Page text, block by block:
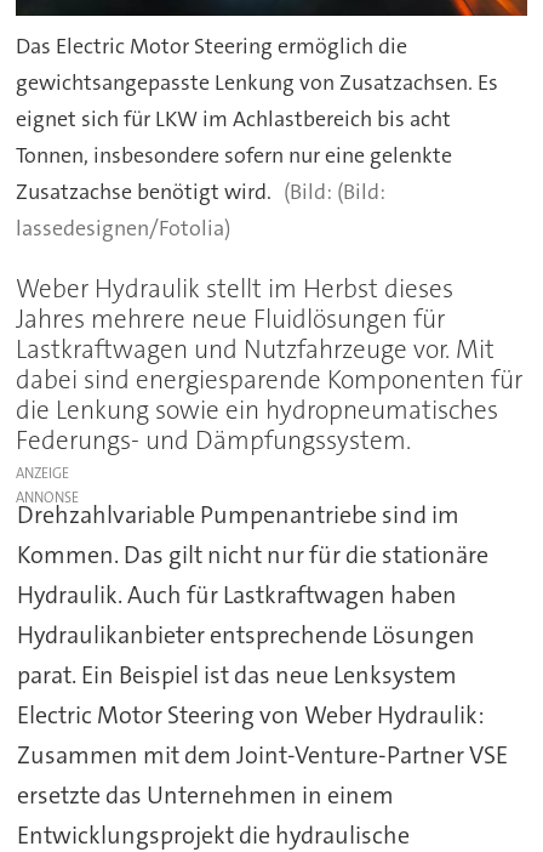
Das Electric Motor Steering ermöglich die
gewichtsangepasste Lenkung von Zusatzachsen. Es
eignet sich für LKW im Achlastbereich bis acht
Tonnen, insbesondere sofern nur eine gelenkte
Zusatzachse benötigt wird.
(Bild:
lassedesignen/Fotolia)
Weber Hydraulik stellt im Herbst dieses
Jahres mehrere neue Fluidlösungen für
Lastkraftwagen und Nutzfahrzeuge vor. Mit
dabei sind energiesparende Komponenten für
die Lenkung sowie ein hydropneumatisches
Federungs- und Dämpfungssystem.
ANZEIGE
Drehzahlvariable Pumpenantriebe sind im
Kommen. Das gilt nicht nur für die stationäre
Hydraulik. Auch für Lastkraftwagen haben
Hydraulikanbieter entsprechende Lösungen
parat. Ein Beispiel ist das neue Lenksystem
Electric Motor Steering von Weber Hydraulik:
Zusammen mit dem Joint-Venture-Partner VSE
ersetzte das Unternehmen in einem
Entwicklungsprojekt die hydraulische